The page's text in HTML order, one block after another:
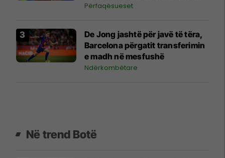
Përfaqësueset
De Jong jashtë për javë të tëra,
Barcelona përgatit transferimin
e madh në mesfushë
Ndërkombëtare
Në trend Botë